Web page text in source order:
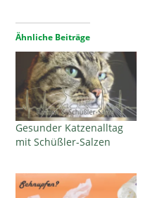
Ähnliche Beiträge
Gesunder Katzenalltag
mit Schüßler-Salzen